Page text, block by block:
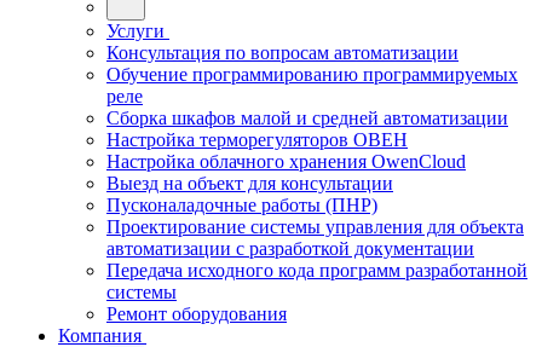
Услуги
Консультация по вопросам автоматизации
Обучение программированию программируемых
реле
Сборка шкафов малой и средней автоматизации
Настройка терморегуляторов ОВЕН
Настройка облачного хранения OwenCloud
Выезд на объект для консультации
Пусконаладочные работы (ПНР)
Проектирование системы управления для объекта
автоматизации с разработкой документации
Передача исходного кода программ разработанной
системы
Ремонт оборудования
Компания